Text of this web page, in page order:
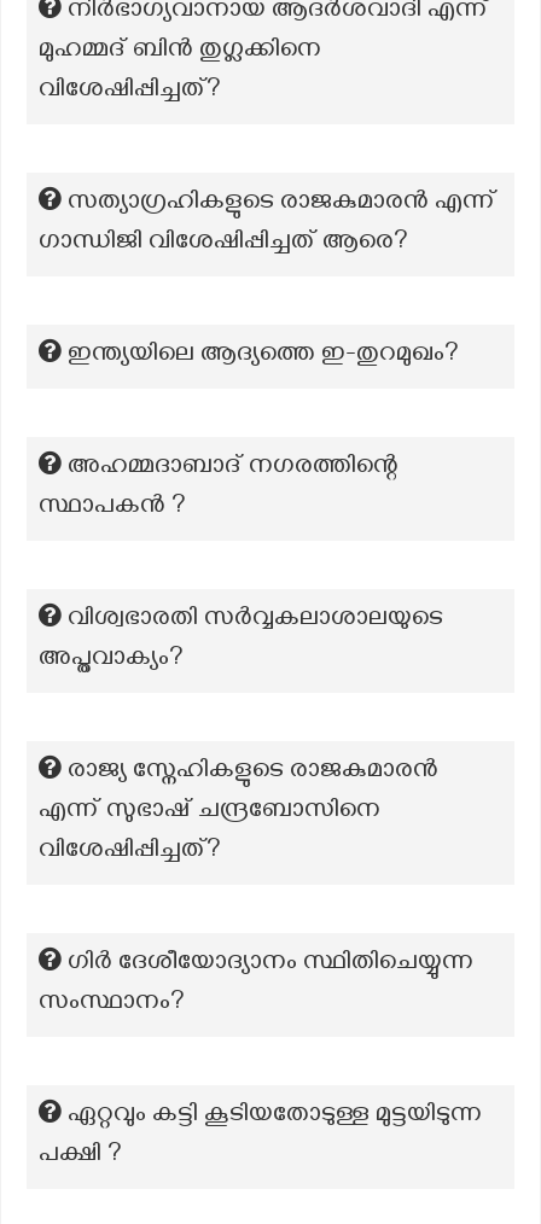
നിർഭാഗ്യവാനായ ആദർശവാദി എന്ന്
മുഹമ്മദ് ബിൻ തുഗ്ലക്കിനെ
വിശേഷിപ്പിച്ചത്?
സത്യാഗ്രഹികളുടെ രാജകുമാരൻ എന്ന്
ഗാന്ധിജി വിശേഷിപ്പിച്ചത് ആരെ?
ഇന്ത്യയിലെ ആദ്യത്തെ ഇ-തുറമുഖം?
അഹമ്മദാബാദ് നഗരത്തിന്റെ
സ്ഥാപകൻ ?
വിശ്വഭാരതി സർവ്വകലാശാലയുടെ
അപ്തവാക്യം?
രാജ്യ സ്നേഹികളുടെ രാജകുമാരൻ
എന്ന് സുഭാഷ് ചന്ദ്രബോസിനെ
വിശേഷിപ്പിച്ചത്?
ഗിർ ദേശീയോദ്യാനം സ്ഥിതിചെയ്യുന്ന
സംസ്ഥാനം?
ഏറ്റവും കട്ടി കൂടിയതോടുള്ള മുട്ടയിടുന്ന
പക്ഷി ?